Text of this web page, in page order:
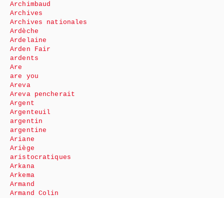
Archimbaud
Archives
Archives nationales
Ardèche
Ardelaine
Arden Fair
ardents
Are
are you
Areva
Areva pencherait
Argent
Argenteuil
argentin
argentine
Ariane
Ariège
aristocratiques
Arkana
Arkema
Armand
Armand Colin